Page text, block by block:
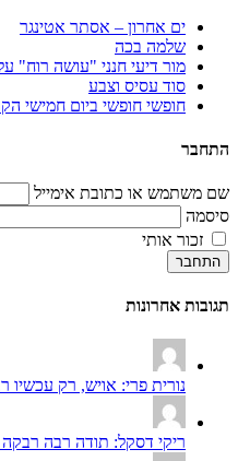
ים אחרון – אסתר אטינגר
שלמה בכה
מור דיעי חנני "עושה רוח"
סוד עסיס וצבע
חופשי חופשי ביום חמישי הקרוב
התחבר
שם משתמש או כתובת אימייל
סיסמה
זכור אותי
התחבר
תגובות אחרונות
נורית פרי: אויש, רק עכשיו
ריקי דסקל: תודה רבה רבקה